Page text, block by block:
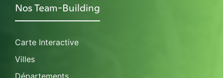
Nos Team-Building
Carte Interactive
Villes